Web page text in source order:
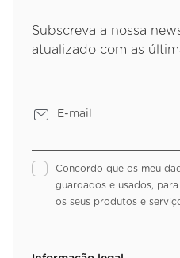
Subscreva a nossa
atualizado com as
Concordo que os meu
guardados e usados,
os seus produtos e